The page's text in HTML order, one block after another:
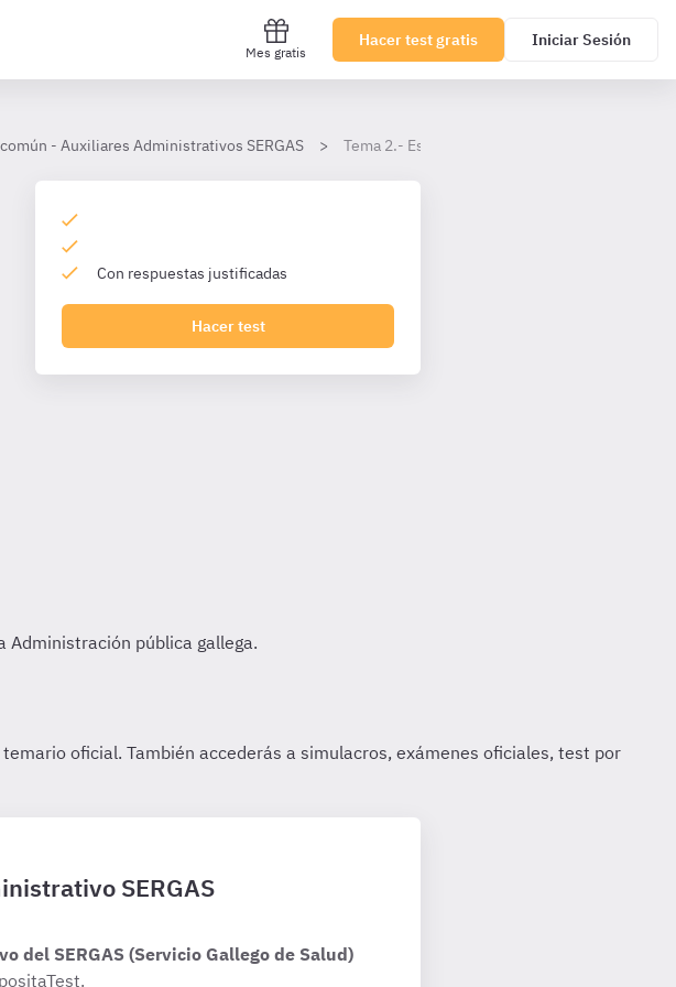
Mes gratis
Hacer test gratis Iniciar Sesión
- Auxiliares Administrativos SERGAS Tema 2.- Estatuto de Autonomía de Galicia.
Con respuestas justificadas
Hacer test
SERGAS
del SERGAS (Servicio Gallego de Salud)